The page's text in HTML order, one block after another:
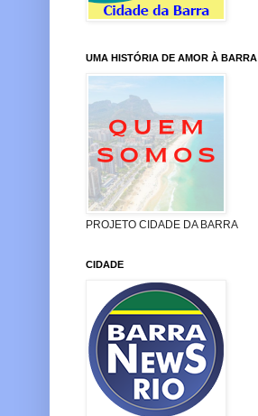
UMA HISTÓRIA DE AMOR À BARRA
PROJETO CIDADE DA BARRA
CIDADE